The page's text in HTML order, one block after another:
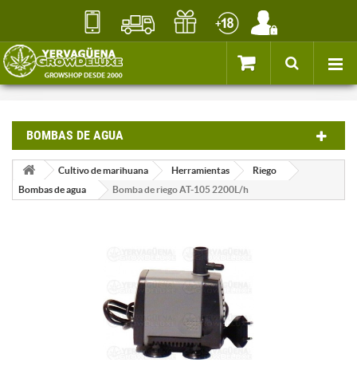
BOMBAS DE AGUA
Cultivo de marihuana Herramientas
Riego
Bombas de agua
Bomba de riego AT-105 2200L/h